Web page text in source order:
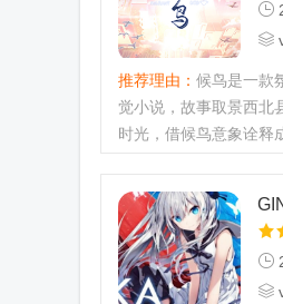
推荐理由： 候鸟是一款
觉小说，故事取景西北
时光，借候鸟意象诠释
鸟手机移植版最新动...